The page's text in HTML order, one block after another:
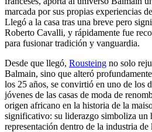
marcada por sus propias experiencias
Llegó a la casa tras una breve pero
Roberto Cavalli, y rápidamente fue
para fusionar tradición y vanguardia.
Desde que llegó, Rousteing no solo
Balmain, sino que alteró
los 25 años, se convirtió en uno de los
jóvenes de las casas de moda de
origen africano en la historia de la
significativo: su liderazgo simboliza un
representación dentro de la industria